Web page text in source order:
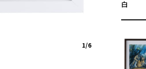
1/6
白